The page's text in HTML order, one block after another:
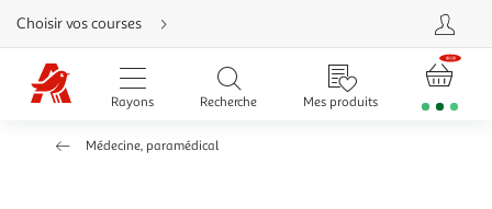
Aller
directement
au
contenu
Aller
directement
Aller
Choisir vos courses
Rayons Recherche Mes produits
Médecine, paramédical